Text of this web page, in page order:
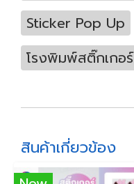
Sticker Pop Up
โรงพิมพ์สติ๊กเกอร์
สินค้าเกี่ยวข้อง